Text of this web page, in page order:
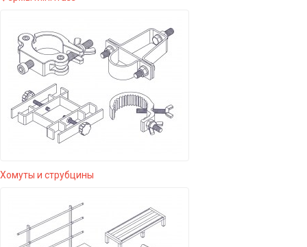
Хомуты и струбцины